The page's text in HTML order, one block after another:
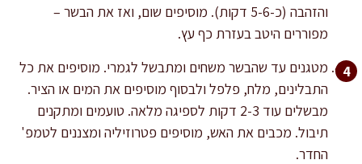
והזהבה (כ-5-6 דקות). מוסיפים שום, ואז את הבשר –
מפוררים היטב בעזרת כף עץ.
מטגנים עד שהבשר משחים ומתבשל לגמרי. מוסיפים את כל
התבלינים, מלח, פלפל ולבסוף מוסיפים את המים או הציר.
מבשלים עוד 2-3 דקות לספיגה מלאה. טועמים ומתקנים
תיבול. מכבים את האש, מוסיפים פטרוזיליה ומצננים לטמפ'
החדר.